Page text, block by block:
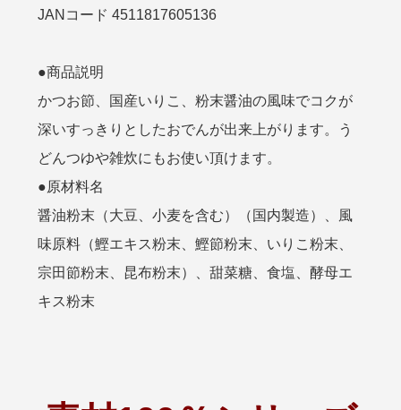
JANコード 4511817605136
●商品説明
かつお節、国産いりこ、粉末醤油の風味でコクが
深いすっきりとしたおでんが出来上がります。う
どんつゆや雑炊にもお使い頂けます。
●原材料名
醤油粉末（大豆、小麦を含む）（国内製造）、風
味原料（鰹エキス粉末、鰹節粉末、いりこ粉末、
宗田節粉末、昆布粉末）、甜菜糖、食塩、酵母エ
キス粉末